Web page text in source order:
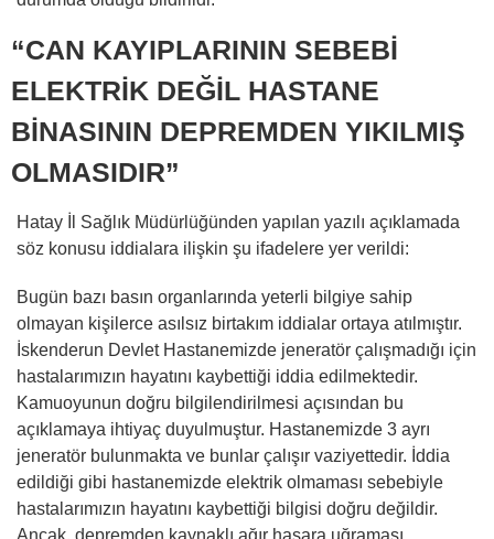
“CAN KAYIPLARININ SEBEBİ
ELEKTRİK DEĞİL HASTANE
BİNASININ DEPREMDEN YIKILMIŞ
OLMASIDIR”
Hatay İl Sağlık Müdürlüğünden yapılan yazılı açıklamada
söz konusu iddialara ilişkin şu ifadelere yer verildi:
Bugün bazı basın organlarında yeterli bilgiye sahip
olmayan kişilerce asılsız birtakım iddialar ortaya atılmıştır.
İskenderun Devlet Hastanemizde jeneratör çalışmadığı için
hastalarımızın hayatını kaybettiği iddia edilmektedir.
Kamuoyunun doğru bilgilendirilmesi açısından bu
açıklamaya ihtiyaç duyulmuştur. Hastanemizde 3 ayrı
jeneratör bulunmakta ve bunlar çalışır vaziyettedir. İddia
edildiği gibi hastanemizde elektrik olmaması sebebiyle
hastalarımızın hayatını kaybettiği bilgisi doğru değildir.
Ancak, depremden kaynaklı ağır hasara uğraması